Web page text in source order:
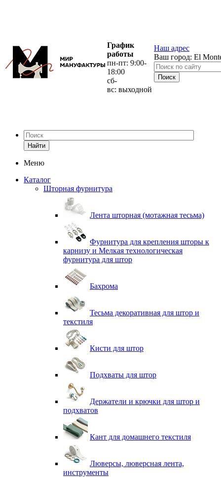
График
работы
пн-пт: 9:00-
18:00
сб-
вс: выходной
Наш адрес
Ваш город: El
Найти
Меню
Каталог
Шторная фурнитура
Лента шторная (мотажная тесьма)
Фурнитура для крепления шторы к
карнизу и Мелкая технологическая
фурнитура для штор
Бахрома
Тесьма декоративная для штор и
текстиля
Кисти для штор
Подхваты для штор
Держатели и крючки для штор и
подхватов
Кант для домашнего текстиля
Люверсы, люверсная лента,
инструменты